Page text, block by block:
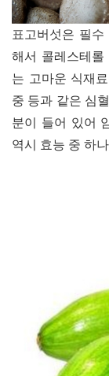
표고버섯은 필
해서 콜레스테롤
는 고마운 식재
중 등과 같은 심
분이 들어 있어
역시 효능 중 하